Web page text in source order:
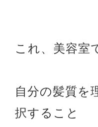
これ、美容室
自分の髪質を
択すること